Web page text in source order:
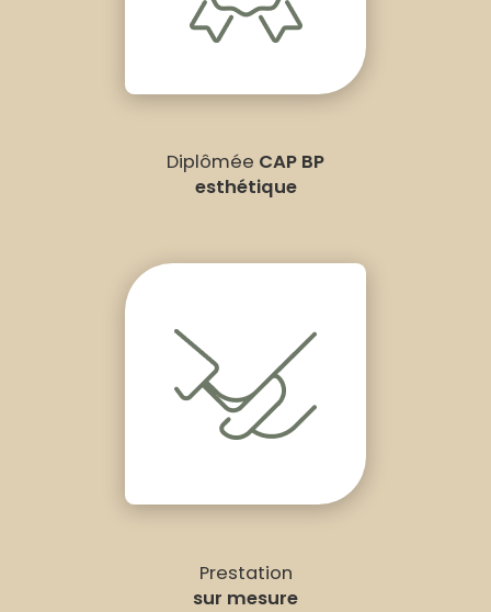
Diplômée CAP BP
esthétique
Prestation
sur mesure